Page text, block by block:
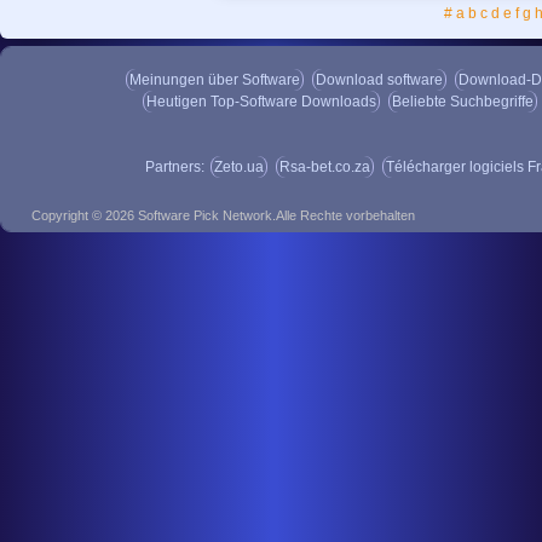
SIF ist verwendet um Sprachnachrichten
Lassen Sie Ihr Palm-Gerät Sie durch den
Wörterbuch installieren.…
Reihe von nützlichen…
# a b c d e f g h
Meinungen über Software Download software
Download-
Heutigen Top-Software Downloads
Beliebte Suchbegriffe
Partners: Zeto.ua Rsa-bet.co.za Télécharger logiciels
Copyright © 2026 Software Pick Network.Alle Rechte vorbehalten